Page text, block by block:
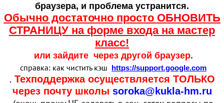
браузера, и проблема устранится.
Обычно достаточно просто ОБНОВИТЬ
СТРАНИЦУ на форме входа на мастер
класс!
или зайдите через другой браузер.
справка: как чистить кэш https://support.google.com
. Техподдержка осуществляется ТОЛЬКО
через почту школы soroka@kukla-hm.ru